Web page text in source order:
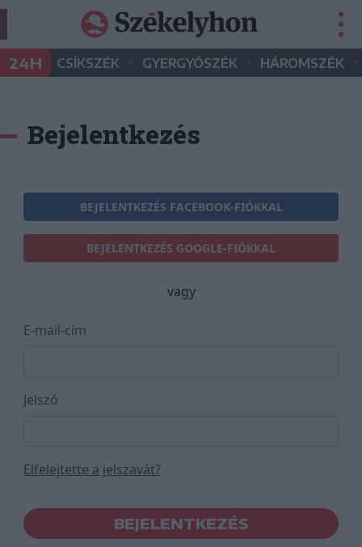
24H CSÍKSZÉK • GYERGYÓSZÉK • HÁROMSZÉK •
Bejelentkezés
BEJELENTKEZÉS FACEBOOK-FIÓKKAL
BEJELENTKEZÉS GOOGLE-FIÓKKAL
vagy
E-mail-cím
Jelszó
Elfelejtette a jelszavát?
BEJELENTKEZÉS